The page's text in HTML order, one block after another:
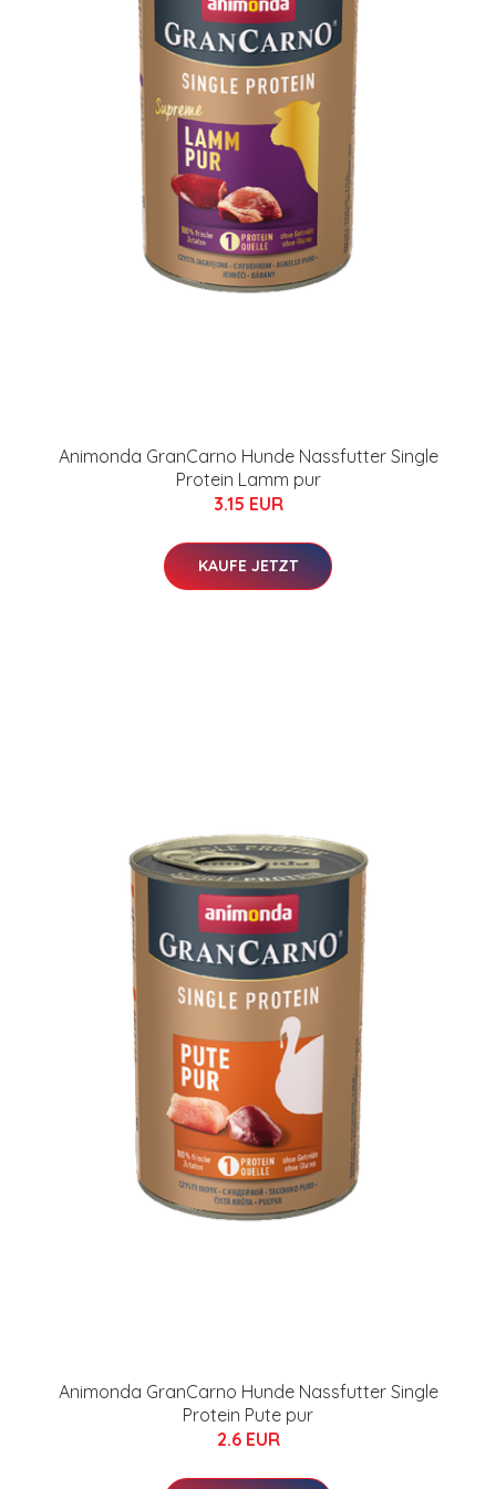
Animonda GranCarno Hunde Nassfutter Single
Protein Lamm pur
3.15 EUR
KAUFE JETZT
Animonda GranCarno Hunde Nassfutter Single
Protein Pute pur
2.6 EUR